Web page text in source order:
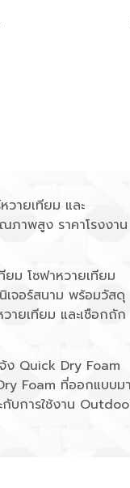
วายเทียม และ
ภาพสูง ราคาโรงงาน
ยม โซฟาหวายเทียม
เจอร์สนาม พร้อมวัสดุ
ายเทียม และเชือกถัก
ง Quick Dry Foam
Foam ที่ออกแบบมา
บการใช้งาน